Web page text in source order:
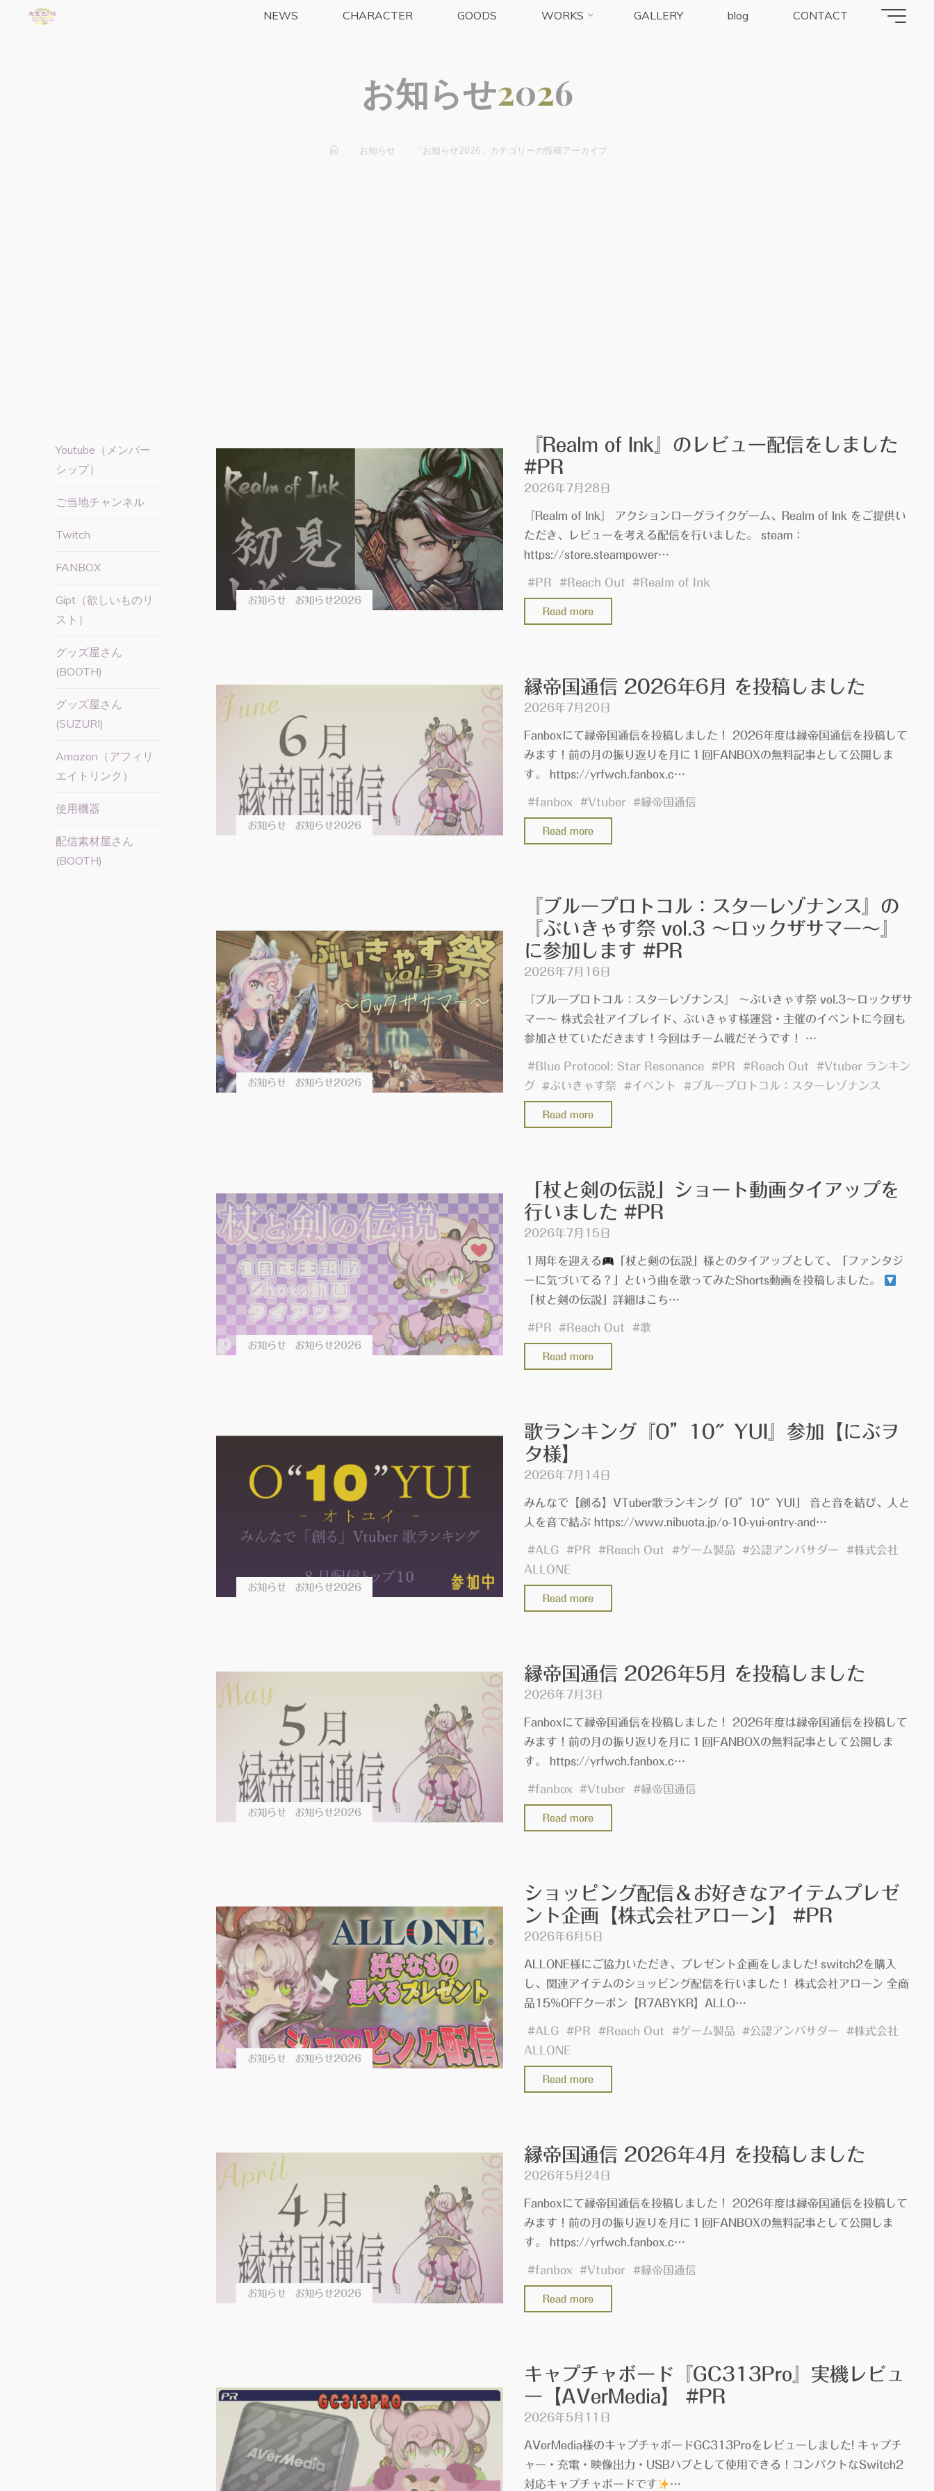
NEWS CHARACTER GOODS WORKS GALLERY blog CONTACT
お知らせ2026
お知らせ 「お知らせ2026」カテゴリーの投稿アーカイブ
お知らせ お知らせ2026
『Realm of Ink』のレビュー配信をしました
#PR
2026年7月28日
『Realm of Ink』 アクションローグライクゲーム、Realm of Ink をご提供い
ただき、レビューを考える配信を行いました。 steam：
https://store.steampower…
#PR #Reach Out #Realm of Ink
Read more
レ
ビ
を
ま
#PR"
お知らせ お知らせ2026
縁帝国通信 2026年6月 を投稿しました
2026年7月20日
Fanboxにて縁帝国通信を投稿しました！ 2026年度は縁帝国通信を投稿して
みます！前の月の振り返りを月に１回FANBOXの無料記事として公開しま
す。 https://yrfwch.fanbox.c…
#fanbox #Vtuber #縁帝国通信
Read more
信
2026
年
6
を
投
稿
し
ま
し
お知らせ お知らせ2026
『ブループロトコル：スターレゾナンス』の
『ぶいきゃす祭 vol.3 ～ロックザサマー～』
に参加します #PR
2026年7月16日
『ブループロトコル：スターレゾナンス』 〜ぶいきゃす祭 vol.3〜ロックザサ
マー〜 株式会社アイブレイド、ぶいきゃす様運営・主催のイベントに今回も
参加させていただきます！今回はチーム戦だそうです！ …
#Blue Protocol: Star Resonance #PR #Reach Out #Vtuber ランキン
グ
#ぶいきゃす祭 #イベント #プループロトコル：スターレゾナンス
Read more
ロ
ト
コ
ス
ー
レ
ゾ
ナ
の
き
ゃ
す
サ
マ
ー
～』
に
加
ま
お知らせ お知らせ2026
「杖と剣の伝説」ショート動画タイアップを
行いました #PR
2026年7月15日
１周年を迎える
「杖と剣の伝説」様とのタイアップとして、「ファンタジ
ーに気づいてる？」という曲を歌ってみたShorts動画を投稿しました。
「杖と剣の伝説」詳細はこち…
#PR #Reach Out #歌
Read more
伝
シ
ー
ト
動
タ
イ
プ
を
い
ま
し
た
#PR"
お知らせ お知らせ2026
歌ランキング『O”10″YUI』参加【にぶヲ
タ様】
2026年7月14日
みんなで【創る】VTuber歌ランキング「O”10″YUI」 音と音を結び、人と
人を音で結ぶ https://www.nibuota.jp/o-10-yui-entry-and…
#ALG #PR #Reach Out #ゲーム製品 #公認アンバサダー #株式会社
ALLONE
Read more
ン
グ
ぶ
タ
お知らせ お知らせ2026
縁帝国通信 2026年5月 を投稿しました
2026年7月3日
Fanboxにて縁帝国通信を投稿しました！ 2026年度は縁帝国通信を投稿して
みます！前の月の振り返りを月に１回FANBOXの無料記事として公開しま
す。 https://yrfwch.fanbox.c…
#fanbox #Vtuber #縁帝国通信
Read more
信
2026
年
月
稿
ま
し
お知らせ お知らせ2026
ショッピング配信＆お好きなアイテムプレゼ
ント企画【株式会社アローン】 #PR
2026年6月5日
ALLONE様にご協力いただき、プレゼント企画をしました! switch2を購入
し、関連アイテムのショッピング配信を行いました！ 株式会社アローン 全商
品15%OFFクーポン【R7ABYKR】ALLO…
#ALG #PR #Reach Out #ゲーム製品 #公認アンバサダー #株式会社
ALLONE
Read more
ン
グ
好
な
テ
ム
ゼ
ン
ト
お知らせ お知らせ2026
縁帝国通信 2026年4月 を投稿しました
2026年5月24日
Fanboxにて縁帝国通信を投稿しました！ 2026年度は縁帝国通信を投稿して
みます！前の月の振り返りを月に１回FANBOXの無料記事として公開しま
す。 https://yrfwch.fanbox.c…
#fanbox #Vtuber #縁帝国通信
Read more
信
2026
年
を
キャプチャボード『GC313Pro』実機レビュ
ー【AVerMedia】 #PR
2026年5月11日
AVerMedia様のキャプチャボードGC313Proをレビューしました! キャプチ
ャー・充電・映像出力・USBハブとして使用できる！コンパクトなSwitch2
対応キャプチャボードです
…
Youtube（メンバー
シップ）
ご当地チャンネル
Twitch
FANBOX
Gipt（欲しいものリ
スト）
グッズ屋さん
(BOOTH)
グッズ屋さん
(SUZURI)
Amazon（アフィリ
エイトリンク）
使用機器
配信素材屋さん
(BOOTH)